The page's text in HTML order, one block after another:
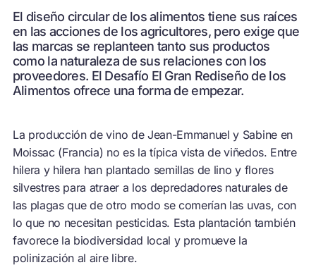
El diseño circular de los alimentos tiene sus raíces
en las acciones de los agricultores, pero exige que
las marcas se replanteen tanto sus productos
como la naturaleza de sus relaciones con los
proveedores. El Desafío El Gran Rediseño de los
Alimentos ofrece una forma de empezar.
La producción de vino de Jean-Emmanuel y Sabine en
Moissac (Francia) no es la típica vista de viñedos. Entre
hilera y hilera han plantado semillas de lino y flores
silvestres para atraer a los depredadores naturales de
las plagas que de otro modo se comerían las uvas, con
lo que no necesitan pesticidas. Esta plantación también
favorece la biodiversidad local y promueve la
polinización al aire libre.